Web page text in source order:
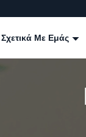
Σχετικά Με Εμάς